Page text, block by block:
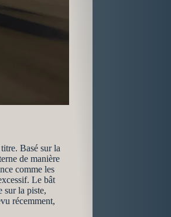
Basé sur la
de manière
comme les
Le bât
sur la piste,
récemment,